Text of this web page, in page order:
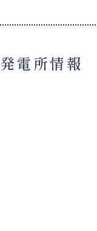
発電所情報